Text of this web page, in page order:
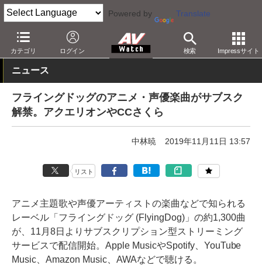
Powered by Translate
カテゴリ ログイン 検索 Impressサイト
AV Watch コンテンツ・サービス 音楽配信
ニュース
フライングドッグのアニメ・声優楽曲がサブスク
解禁。アクエリオンやCCさくら
中林暁 2019年11月11日 13:57
リスト
アニメ主題歌や声優アーティストの楽曲などで知られる
レーベル「フライングドッグ (FlyingDog)」の約1,300曲
が、11月8日よりサブスクリプション型ストリーミング
サービスで配信開始。Apple MusicやSpotify、YouTube
Music、Amazon Music、AWAなどで聴ける。